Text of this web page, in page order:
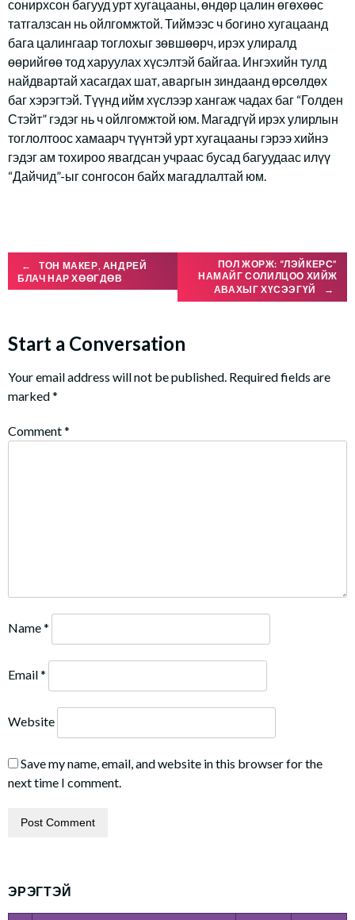
сонирхсон багууд урт хугацааны, өндөр цалин өгөхөөс
татгалзсан нь ойлгомжтой. Тиймээс ч богино хугацаанд
бага цалингаар тоглохыг зөвшөөрч, ирэх улиралд
өөрийгөө тод харуулах хүсэлтэй байгаа. Ингэхийн тулд
найдвартай хасагдах шат, аваргын зиндаанд өрсөлдөх
баг хэрэгтэй. Түүнд ийм хүслээр хангаж чадах баг “Голден
Стэйт” гэдэг нь ч ойлгомжтой юм. Магадгүй ирэх улирлын
тоглолтоос хамаарч түүнтэй урт хугацааны гэрээ хийнэ
гэдэг ам тохироо явагдсан учраас бусад багуудаас илүү
“Дайчид”-ыг сонгосон байх магадлалтай юм.
Post
←
ТОН МАКЕР, АНДРЕЙ
БЛАЧ НАР ХӨӨГДӨВ
ПОЛ ЖОРЖ: “ЛЭЙКЕРС”
НАМАЙГ СОЛИЛЦОО ХИЙЖ
АВАХЫГ ХҮСЭЭГҮЙ
→
Start a Conversation
Your email address will not be published. Required fields are
marked*
Comment*
Name*
Email*
Website
Save my name, email, and website in this browser for the
next time I comment.
ЭРЭГТЭЙ